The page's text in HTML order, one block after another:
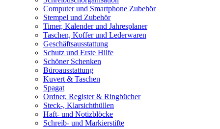
Computer und Smartphone Zubehör
Stempel und Zubehör
Timer, Kalender und Jahresplaner
Taschen, Koffer und Lederwaren
Geschäftsausstattung
Schutz und Erste Hilfe
Schöner Schenken
Büroausstattung
Kuvert & Taschen
Spagat
Ordner, Register & Ringbücher
Steck-, Klarsichthüllen
Haft- und Notizblöcke
Schreib- und Markierstifte